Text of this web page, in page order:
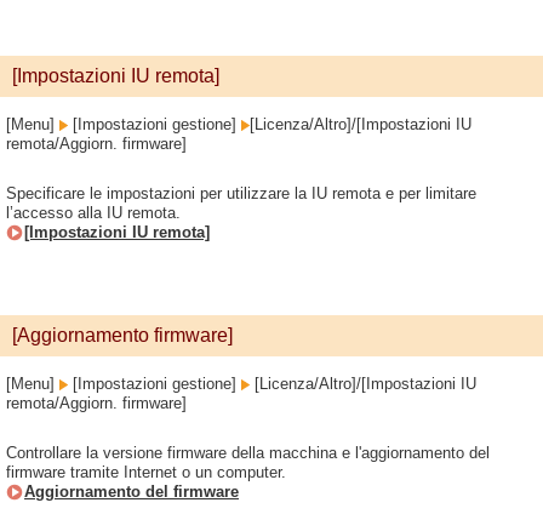
[Impostazioni IU remota]
[Menu] [Impostazioni gestione]
[Licenza/Altro]/[Impostazioni IU
remota/Aggiorn. firmware]
Specificare le impostazioni per utilizzare la IU remota e per limitare
l’accesso alla IU remota.
[Impostazioni IU remota]
[Aggiornamento firmware]
[Menu] [Impostazioni gestione]
[Licenza/Altro]/[Impostazioni IU
remota/Aggiorn. firmware]
Controllare la versione firmware della macchina e l'aggiornamento del
firmware tramite Internet o un computer.
Aggiornamento del firmware